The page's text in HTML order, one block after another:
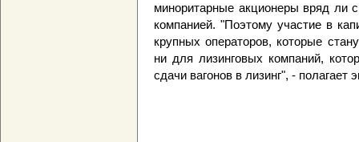
миноритарные акционеры вряд ли
компанией. "Поэтому участие в
крупных операторов, которые
ни для лизинговых компаний,
сдачи вагонов в лизинг", - полагает